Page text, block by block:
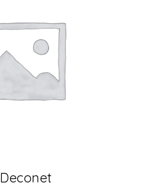
Deconet